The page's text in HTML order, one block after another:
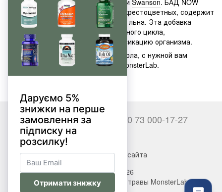
продуктами брендов
NOW FOODS и Swanson. БАД NOW
Indole 3 Carbinol, кроме экстракта крестоцветных, содержит
также экстракт экстракта лигнана льна. Эта добавка
поддерживает регулировку клеточного цикла,
обеспечивает комплексную детоксикацию организма.
Заказать добавку индола 3 карбинола, с нужной вам
дозировкой, помогут в магазине MonsterLab.
+380 66 000-17-27 +380 73 000-17-27
Полная версия сайта
© 2017—2026
Витамины, БАДы, добавки, травы MonsterLab